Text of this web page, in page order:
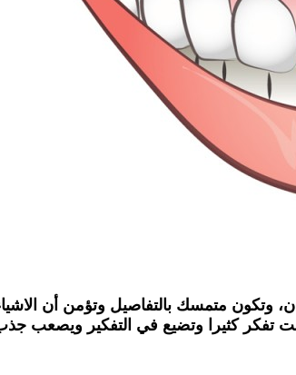
وتكون متمسك بالتفاصيل وتؤمن أن
كثيرا وتضيع في التفكير ويصعب جذب